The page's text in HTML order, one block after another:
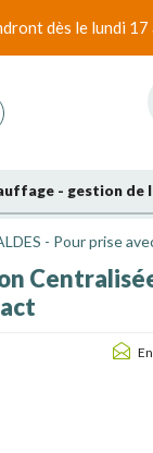
dès le lundi 17
- gestion de
- Pour prise